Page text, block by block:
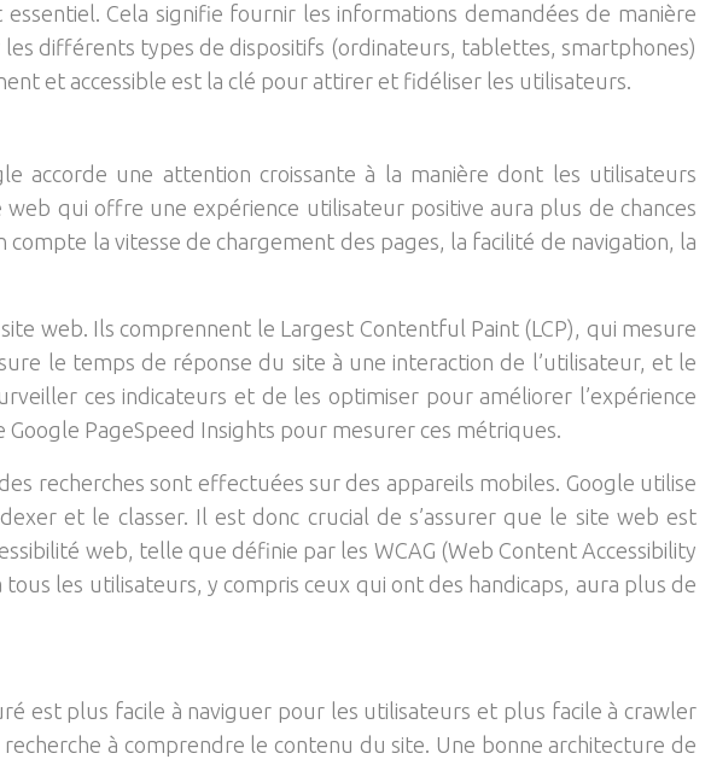
Cela signifie fournir les informations demandées de manière
différents types de dispositifs (ordinateurs, tablettes, smartphones)
et accessible est la clé pour attirer et fidéliser les utilisateurs.
accorde une attention croissante à la manière dont les utilisateurs
qui offre une expérience utilisateur positive aura plus de chances
la vitesse de chargement des pages, la facilité de navigation, la
web. Ils comprennent le Largest Contentful Paint (LCP), qui mesure
le temps de réponse du site à une interaction de l’utilisateur, et le
ces indicateurs et de les optimiser pour améliorer l’expérience
PageSpeed Insights pour mesurer ces métriques.
recherches sont effectuées sur des appareils mobiles. Google utilise
et le classer. Il est donc crucial de s’assurer que le site web est
web, telle que définie par les WCAG (Web Content Accessibility
les utilisateurs, y compris ceux qui ont des handicaps, aura plus de
est plus facile à naviguer pour les utilisateurs et plus facile à crawler
à comprendre le contenu du site. Une bonne architecture de